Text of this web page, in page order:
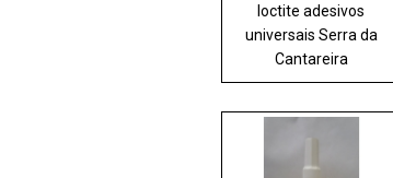
loctite adesivos
universais Serra da
Cantareira